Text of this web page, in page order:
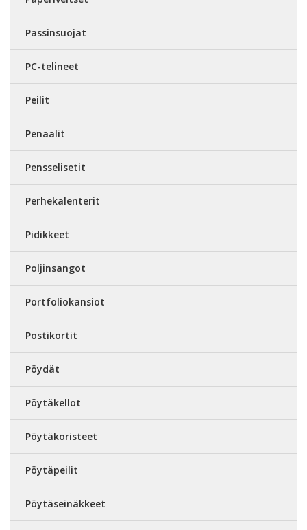
Passinsuojat
PC-telineet
Peilit
Penaalit
Pensselisetit
Perhekalenterit
Pidikkeet
Poljinsangot
Portfoliokansiot
Postikortit
Pöydät
Pöytäkellot
Pöytäkoristeet
Pöytäpeilit
Pöytäseinäkkeet